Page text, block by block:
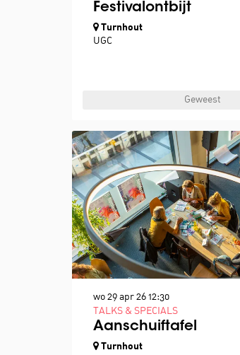
Festivalontbijt
Turnhout
UGC
Geweest
Aanschuiftafel
TALKS & SPECIALS
wo 29 apr 26 12:30
Turnhout